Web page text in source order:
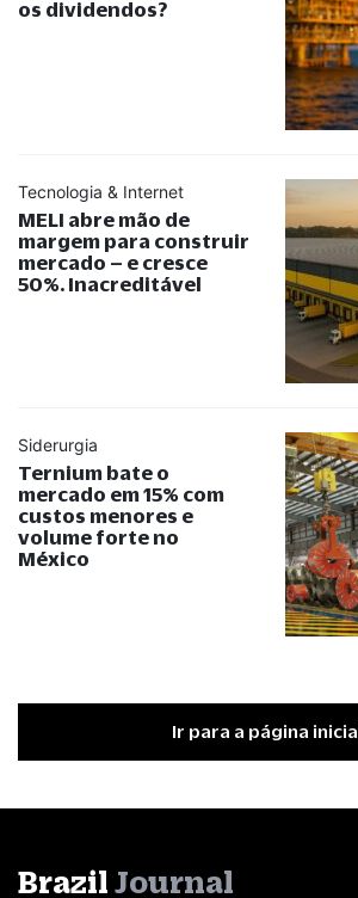
os dividendos?
Tecnologia & Internet
MELI abre mão de
margem para construir
mercado – e cresce
50%. Inacreditável
Siderurgia
Ternium bate o
mercado em 15% com
custos menores e
volume forte no
México
Ir para a página inicial
Brazil Journal